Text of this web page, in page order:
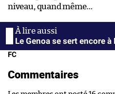
niveau, quand même…
Le Genoa se sert encore
FC
Commentaires